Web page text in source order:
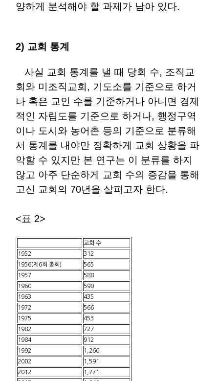
양하게 분석해야 할 과제가 남아 있다.
2) 교회 통계
사실 교회 통계를 낼 때 당회 수, 조직교
회와 미조직교회, 기도소를 기준으로 하거
나 혹은 교인 수를 기준하거나 아니면 경제
적인 자립도를 기준으로 하거나, 행정구역
이나 도시와 농어촌 등의 기준으로 분류해
서 통계를 내야만 정확하게 교회 상황을 파
악할 수 있지만 본 연구는 이 분류를 하지
않고 아주 단순하게 교회 수의 증감을 통해
고신 교회의 70년을 살피고자 한다.
<표 2>
교회 수
1952
312
1956(제6회 총회)
565
1957
588
1960
590
1963
435
1972
566
1975
453
1982
727
1984
912
1992
1,266
2002
1,591
2012
1,771